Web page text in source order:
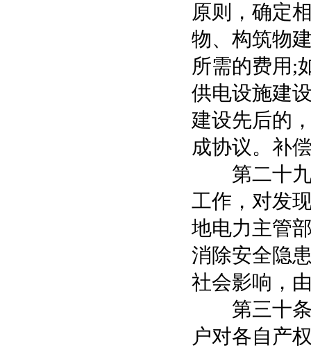
原则，确定
物、构筑物
所需的费用;
供电设施建
建设先后的
成协议。补
第二十九
工作，对发
地电力主管
消除安全隐
社会影响，
第三十条
户对各自产